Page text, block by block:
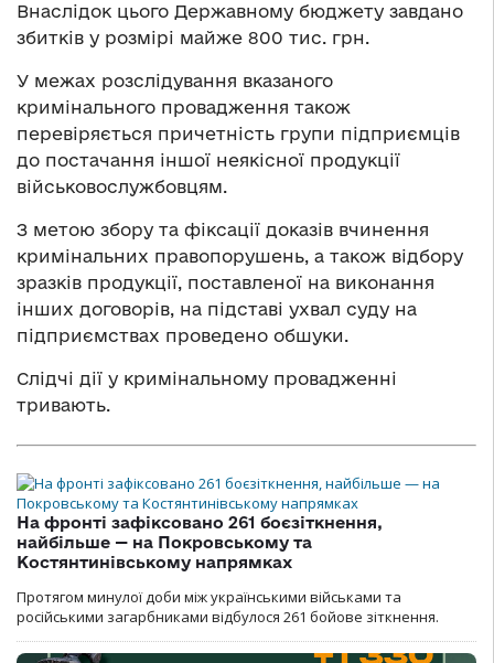
Внаслідок цього Державному бюджету завдано
збитків у розмірі майже 800 тис. грн.
У межах розслідування вказаного
кримінального провадження також
перевіряється причетність групи підприємців
до постачання іншої неякісної продукції
військовослужбовцям.
З метою збору та фіксації доказів вчинення
кримінальних правопорушень, а також відбору
зразків продукції, поставленої на виконання
інших договорів, на підставі ухвал суду на
підприємствах проведено обшуки.
Слідчі дії у кримінальному провадженні
тривають.
На фронті зафіксовано 261 боєзіткнення,
найбільше — на Покровському та
Костянтинівському напрямках
Протягом минулої доби між українськими військами та
російськими загарбниками відбулося 261 бойове зіткнення.